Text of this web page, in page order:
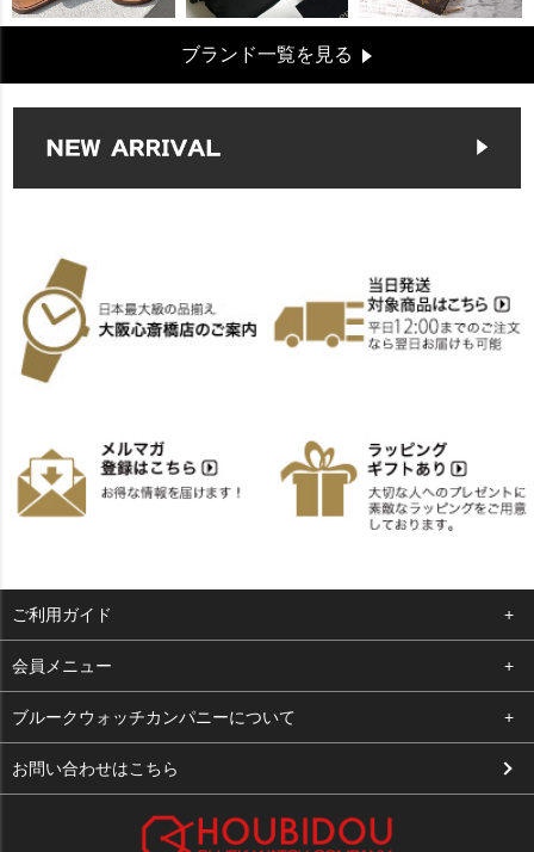
ブランド一覧を見る
ご利用ガイド
よくある質問
支払い・送料
お客様の声
会員メニュー
ログイン
お気に入り
ブルークウォッチカンパニーについて
会社概要
お問い合わせはこちら